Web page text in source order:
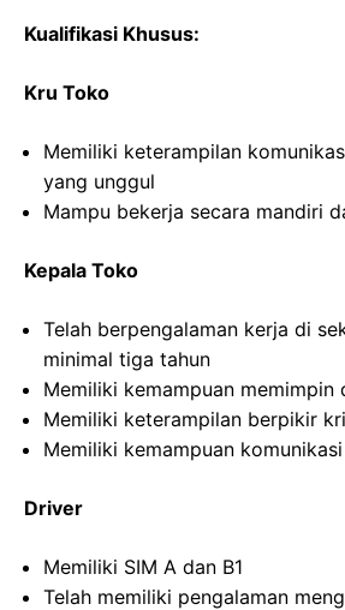
Kualifikasi Khusus:
Kru Toko
Memiliki keterampilan
yang unggul
Mampu bekerja secara mandiri
Kepala Toko
Telah berpengalaman kerja di
minimal tiga tahun
Memiliki kemampuan memimpin
Memiliki keterampilan berpikir
Memiliki kemampuan
Driver
Memiliki SIM A dan B1
Telah memiliki pengalaman